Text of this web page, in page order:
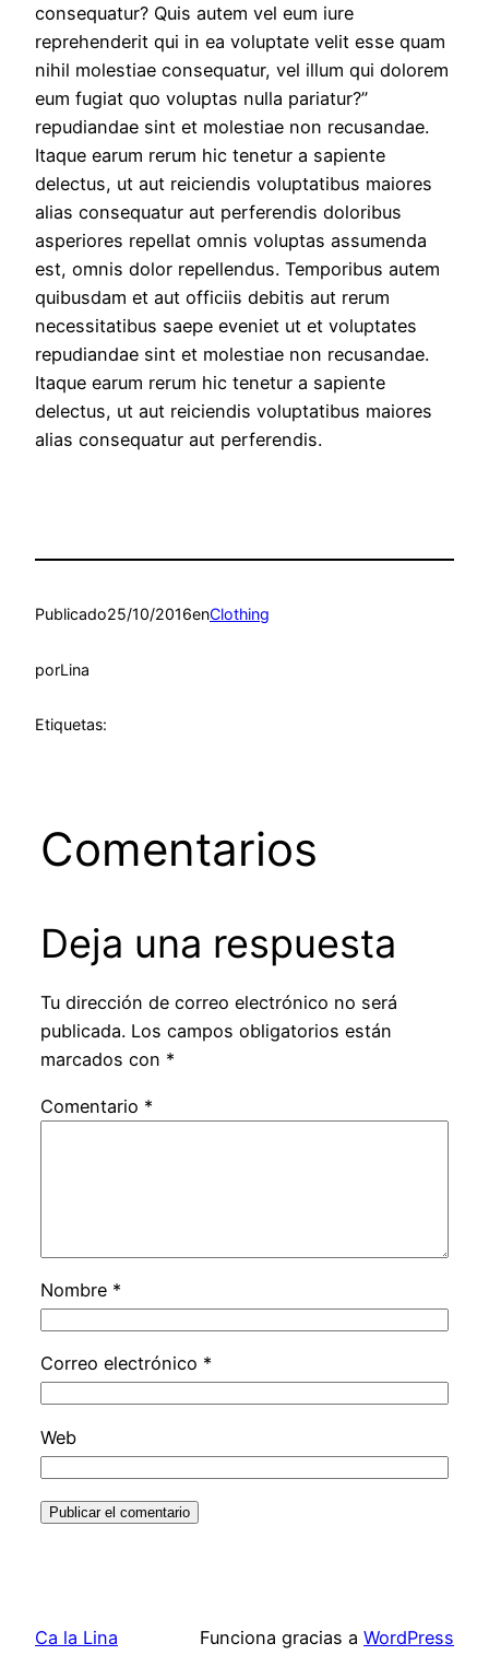
consequatur? Quis autem vel eum iure
reprehenderit qui in ea voluptate velit esse quam
nihil molestiae consequatur, vel illum qui dolorem
eum fugiat quo voluptas nulla pariatur?”
repudiandae sint et molestiae non recusandae.
Itaque earum rerum hic tenetur a sapiente
delectus, ut aut reiciendis voluptatibus maiores
alias consequatur aut perferendis doloribus
asperiores repellat omnis voluptas assumenda
est, omnis dolor repellendus. Temporibus autem
quibusdam et aut officiis debitis aut rerum
necessitatibus saepe eveniet ut et voluptates
repudiandae sint et molestiae non recusandae.
Itaque earum rerum hic tenetur a sapiente
delectus, ut aut reiciendis voluptatibus maiores
alias consequatur aut perferendis.
Publicado25/10/2016enClothing
porLina
Etiquetas:
Comentarios
Deja una respuesta
Tu dirección de correo electrónico no será
publicada. Los campos obligatorios están
marcados con *
Comentario *
Nombre *
Correo electrónico *
Web
Ca la Lina Funciona gracias a WordPress